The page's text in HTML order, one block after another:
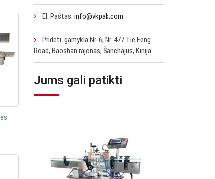
El. Paštas: info@vkpak.com
Pridėti: gamykla Nr. 6, Nr. 477 Tie Feng
Road, Baoshan rajonas, Šanchajus, Kinija.
Jums gali patikti